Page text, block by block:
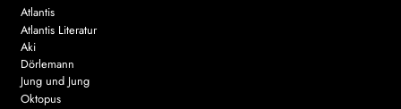
Atlantis
Atlantis Literatur
Aki
Dörlemann
Jung und Jung
Oktopus